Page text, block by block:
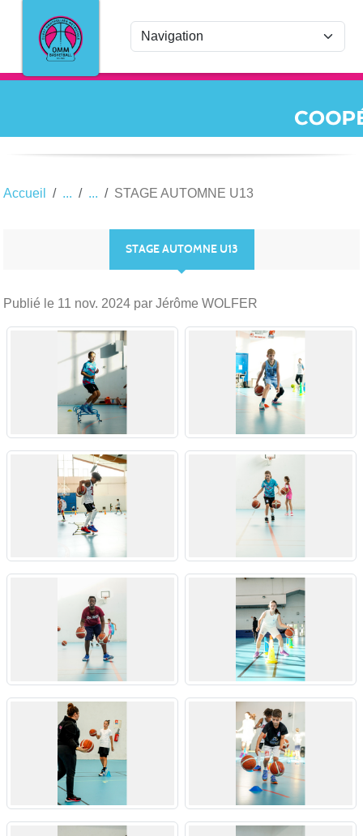
Accueil STAGE AUTOMNE U13
STAGE AUTOMNE U13
Publié le 11 nov. 2024 par Jérôme WOLFER